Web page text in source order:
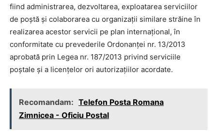
fiind administrarea, dezvoltarea, exploatarea serviciilor
de poştă şi colaborarea cu organizaţii similare străine în
realizarea acestor servicii pe plan internaţional, în
conformitate cu prevederile Ordonanţei nr. 13/2013
aprobată prin Legea nr. 187/2013 privind serviciile
poştale şi a licenţelor ori autorizaţiilor acordate.
Recomandam: Telefon Posta Romana
Zimnicea - Oficiu Postal